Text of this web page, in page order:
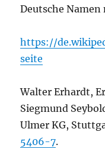
Deutsche Namen
https://
seite
Walter Erhardt,
Siegmund
Ulmer KG,
5406-7.